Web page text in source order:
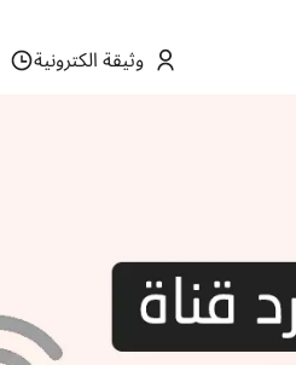
وثيقة الكترونية